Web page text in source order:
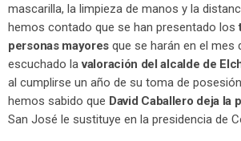
mascarilla, la limpieza de manos y la
hemos contado que se han presentado los
personas mayores que se harán en el mes
escuchado lavaloración del alcalde de
al cumplirse un año de su toma de
hemos sabido que David Caballero deja la
San José le sustituye en la presidencia de